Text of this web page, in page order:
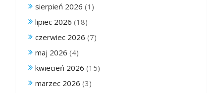
sierpień 2026 (1)
lipiec 2026 (18)
czerwiec 2026 (7)
maj 2026 (4)
kwiecień 2026 (15)
marzec 2026 (3)